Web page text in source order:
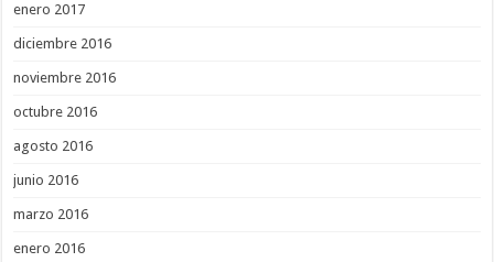
enero 2017
diciembre 2016
noviembre 2016
octubre 2016
agosto 2016
junio 2016
marzo 2016
enero 2016